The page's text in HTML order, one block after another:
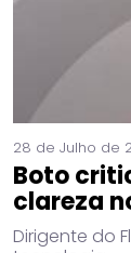
28 de Julho de
Boto
clareza
Dirigente do